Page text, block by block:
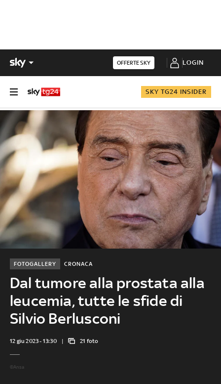
OFFERTE SKY LOGIN
SKY TG24 INSIDER
Dal tumore alla prostata alla
leucemia, tutte le sfide di
Silvio Berlusconi
CRONACA
FOTOGALLERY
12 giu 2023 - 13:30 21 foto
©Ansa